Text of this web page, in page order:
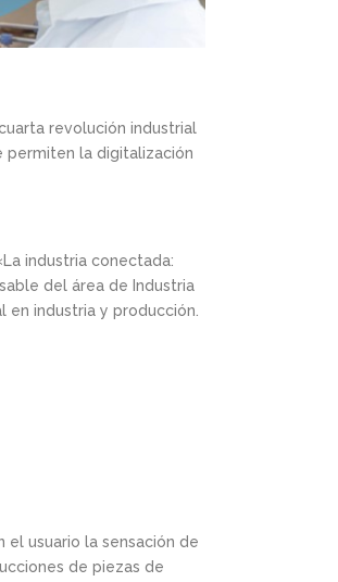
revolución industrial
permiten la digitalización
industria conectada:
del área de Industria
en industria y producción.
usuario la sensación de
de piezas de